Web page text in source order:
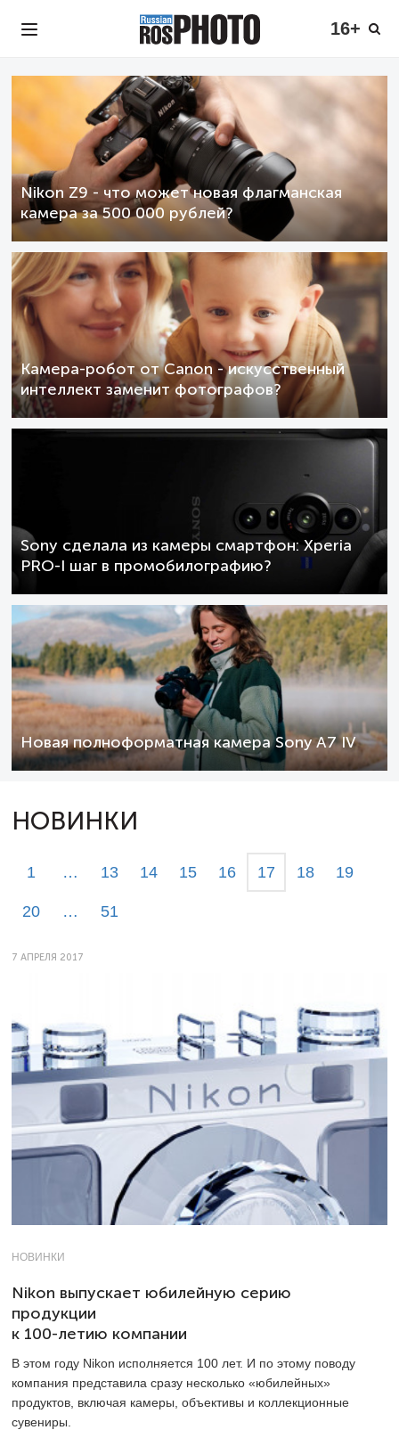
16+
Nikon Z9 - что может новая флагманская
камера за 500 000 рублей?
Камера-робот от Canon - искусственный
интеллект заменит фотографов?
Sony сделала из камеры смартфон: Xperia
PRO-I шаг в промобилографию?
Новая полноформатная камера Sony A7 IV
НОВИНКИ
1 … 13 14 15 16 17 18 19
20 … 51
7 АПРЕЛЯ 2017
НОВИНКИ
Nikon выпускает юбилейную серию
продукции
к 100-летию компании
В этом году Nikon исполняется 100 лет. И по этому поводу
компания представила сразу несколько «юбилейных»
продуктов, включая камеры, объективы и коллекционные
сувениры.